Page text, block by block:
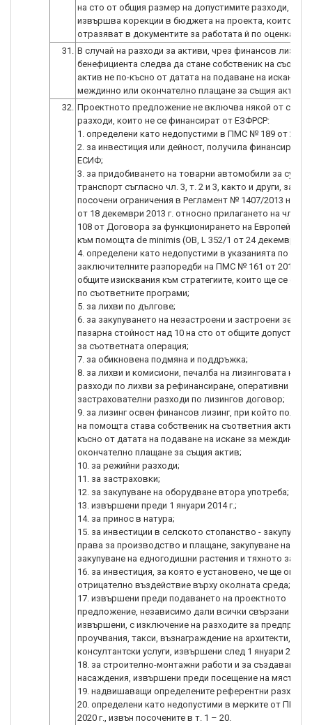
на сто от общия размер на допустимите разходи,
извършва корекции в бюджета на проекта, които се
31. В случай на разходи за активи, чрез финансов лизинг,
бенефициента следва да стане собственик на
актив не по-късно от датата на подаване на искането
междинно или окончателно плащане за същия актив.
32. Проектното предложение не включва някой от
разходи, които не се финансират от ЕЗФРСР:
1. определени като недопустими в ПМС № 189 от 2016
2. за инвестиция или дейност, получила финансиране
ЕСИФ;
3. за придобиването на товарни автомобили за
транспорт съгласно чл. 3, т. 2 и 3, както и други, за
посочени ограничения в Регламент № 1407/2013 на
от 18 декември 2013 г. относно прилагането на
108 от Договора за функционирането на
към помощта de minimis (ОВ, L 352/1 от 24 декември
4. определени като недопустими в указанията по § 3
заключителните разпоредби на ПМС № 161 от 2016 г.
общите изисквания към стратегиите, които ще се
по съответните програми;
5. за лихви по дългове;
6. за закупуването на незастроени и застроени земи с
пазарна стойност над 10 на сто от общите допустими
за съответната операция;
7. за обикновена подмяна и поддръжка;
8. за лихви и комисиони, печалба на лизинговата
разходи по лихви за рефинансиране, оперативни и
застрахователни разходи по лизингов договор;
9. за лизинг освен финансов лизинг, при който
на помощта става собственик на съответния актив
късно от датата на подаване на искане за междинно
окончателно плащане за същия актив;
10. за режийни разходи;
11. за застраховки;
12. за закупуване на оборудване втора употреба;
13. извършени преди 1 януари 2014 г.;
14. за принос в натура;
15. за инвестиции в селското стопанство -
права за производство и плащане, закупуване на
закупуване на едногодишни растения и тяхното
16. за инвестиция, за която е установено, че ще
отрицателно въздействие върху околната среда;
17. извършени преди подаването на проектното
предложение, независимо дали всички свързани
извършени, с изключение на разходите за
проучвания, такси, възнаграждение на архитекти,
консултантски услуги, извършени след 1 януари 2014
18. за строително-монтажни работи и за създаване
насаждения, извършени преди посещение на място
19. надвишаващи определените референтни разходи;
20. определени като недопустими в мерките от ПРСР
2020 г., извън посочените в т. 1 – 20.